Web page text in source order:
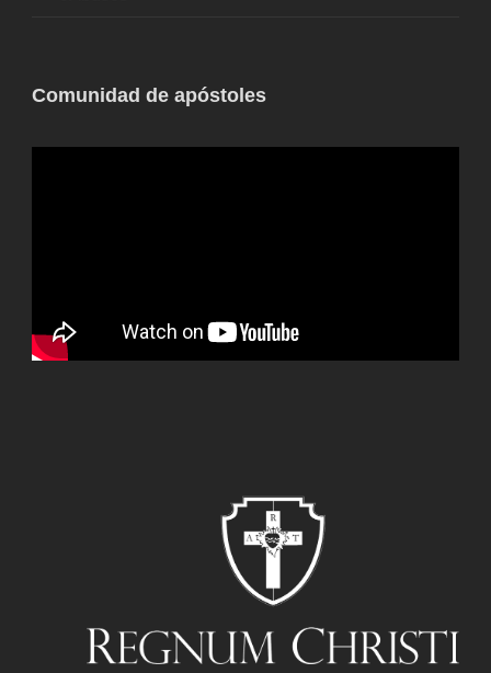
Comunidad de apóstoles